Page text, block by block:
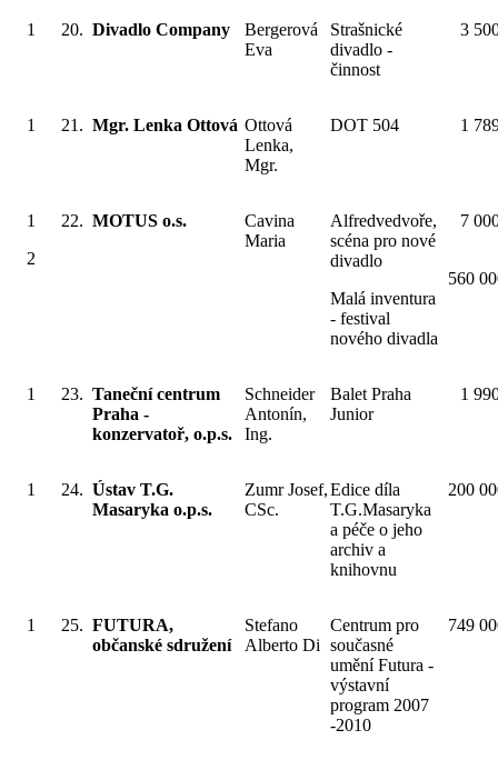
1 20. Divadlo Company
Bergerová
Eva
Strašnické
divadlo -
činnost
3
1 21. Mgr. Lenka Ottová Ottová
Lenka,
Mgr.
DOT 504 1
1
2
22. MOTUS o.s.
Cavina
Maria
Alfredvedvoře,
scéna pro nové
divadlo
Malá inventura
- festival
nového divadla
7
560
1 23. Taneční centrum
Praha -
konzervatoř, o.p.s.
Schneider
Antonín,
Ing.
Balet Praha
Junior
1
1 24. Ústav T.G.
Masaryka o.p.s.
Zumr Josef,
CSc.
Edice díla
T.G.Masaryka
a péče o jeho
archiv a
knihovnu
200
1 25. FUTURA,
občanské sdružení
Stefano
Alberto Di
Centrum pro
současné
umění Futura -
výstavní
program 2007
-2010
749